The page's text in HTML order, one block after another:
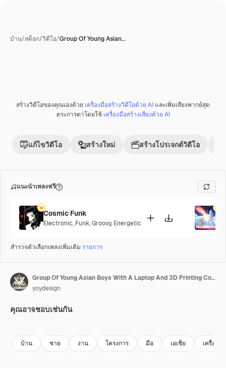
บ้าน/สต็อก/วิดีโอ/Group Of Young Asian…
พรีเมี่ยม
สร้างวิดีโอของคุณเองด้วย เครื่องมือสร้างวิดีโอด้วย AI และเพิ่มเสียงพากย์สุด
ตระการตาโดยใช้ เครื่องมือสร้างเสียงด้วย AI
แก้ไขวิดีโอ สร้างใหม่ สร้างโปรเจกต์วิดีโอ
แนะนำเพลงฟรี
Cosmic Funk
Electronic, Funk,Groovy, Energetic
สำรวจตัวเลือกเพลงเพิ่มเติม รายการ
Group Of Young Asian Boys With A Laptop And 3D Printing Comparing A Cyborg Hand To The Pictures On Smartphone While Working At Home
yoydesign
คุณอาจชอบเช่นกัน
บ้าน ชาย งาน โครงการ มือ เอเชีย เครื่องจั